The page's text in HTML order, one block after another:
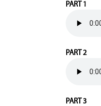
PART 1
PART 2
PART 3